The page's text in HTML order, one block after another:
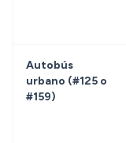
Autobús
urbano (#125 o
#159)